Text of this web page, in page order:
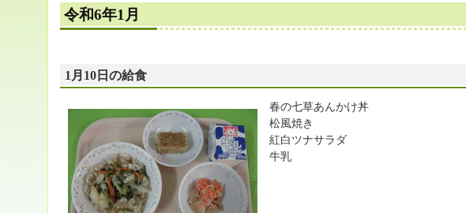
令和6年1月
1月10日の給食
春の七草あんかけ丼
松風焼き
紅白ツナサラダ
牛乳